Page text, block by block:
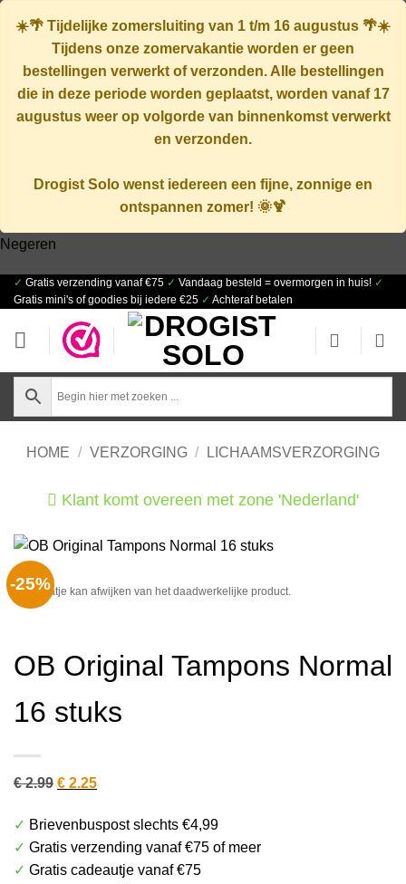
☀️🌴 Tijdelijke zomersluiting van 1 t/m 16 augustus 🌴☀️
Tijdens onze zomervakantie worden er geen
bestellingen verwerkt of verzonden. Alle bestellingen
die in deze periode worden geplaatst, worden vanaf 17
augustusweer op volgorde van binnenkomst verwerkt
en verzonden.
Drogist Solo wenst iedereen een fijne, zonnige en
ontspannen zomer! 🌞🍹
Negeren
Ga
naar
inhoud
✓ Gratis verzending vanaf €75 ✓ Vandaag besteld = overmorgen in huis! ✓
Gratis mini's of goodies bij iedere €25 ✓ Achteraf betalen
HOME / VERZORGING / LICHAAMSVERZORGING
Klant komt overeen met zone 'Nederland'
-25%
Het plaatje kan afwijken van het daadwerkelijke product.
OB Original Tampons Normal
16 stuks
€2.99 Oorspronkelijke
was:
€ 2.99.
€ 2.25Huidige
is:
€ 2.25.
✓ Brievenbuspost slechts €4,99
✓ Gratis verzending vanaf €75 of meer
✓ Gratis cadeautje vanaf €75